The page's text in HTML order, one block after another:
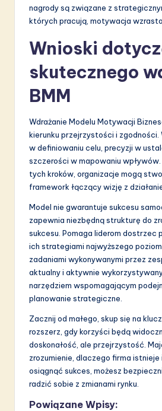
nagrody są związane z
których pracują, motywacja wzrasta
Wnioski
skutecznego
BMM
Wdrażanie Modelu Motywacji
kierunku przejrzystości i zgodności.
w definiowaniu celu, precyzji w
szczerości w mapowaniu
tych kroków, organizacje mogą
framework łączący wizję z
Model nie gwarantuje sukcesu
zapewnia niezbędną strukturę do
sukcesu. Pomaga liderom dostrzec
ich strategiami najwyższego
zadaniami wykonywanymi przez
aktualny i aktywnie
narzędziem wspomagającym
planowanie strategiczne.
Zacznij od małego, skup się na
rozszerz, gdy korzyści będą
doskonałość, ale przejrzystość.
zrozumienie, dlaczego firma istnieje
osiągnąć sukces, możesz
radzić sobie z zmianami rynku.
Powiązane Wpisy: